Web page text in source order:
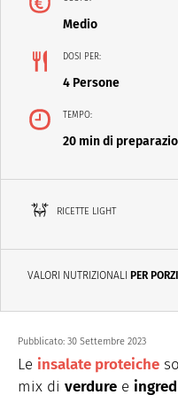
Medio
DOSI PER:
4 Persone
TEMPO:
20 min di
RICETTE LIGHT
VALORI NUTRIZIONALI PER
Pubblicato: 30 Settembre 2023
Le insalate proteiche
mix di verdure e